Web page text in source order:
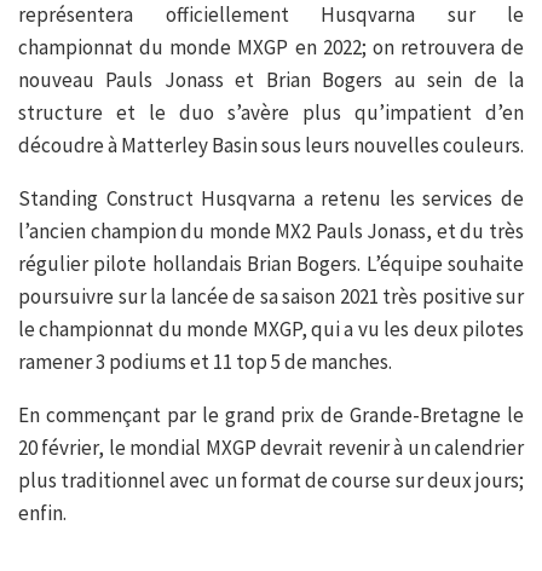
représentera officiellement Husqvarna sur le
championnat du monde MXGP en 2022; on retrouvera de
nouveau Pauls Jonass et Brian Bogers au sein de la
structure et le duo s’avère plus qu’impatient d’en
découdre à Matterley Basin sous leurs nouvelles couleurs.
Standing Construct Husqvarna a retenu les services de
l’ancien champion du monde MX2 Pauls Jonass, et du très
régulier pilote hollandais Brian Bogers. L’équipe souhaite
poursuivre sur la lancée de sa saison 2021 très positive sur
le championnat du monde MXGP, qui a vu les deux pilotes
ramener 3 podiums et 11 top 5 de manches.
En commençant par le grand prix de Grande-Bretagne le
20 février, le mondial MXGP devrait revenir à un calendrier
plus traditionnel avec un format de course sur deux jours;
enfin.